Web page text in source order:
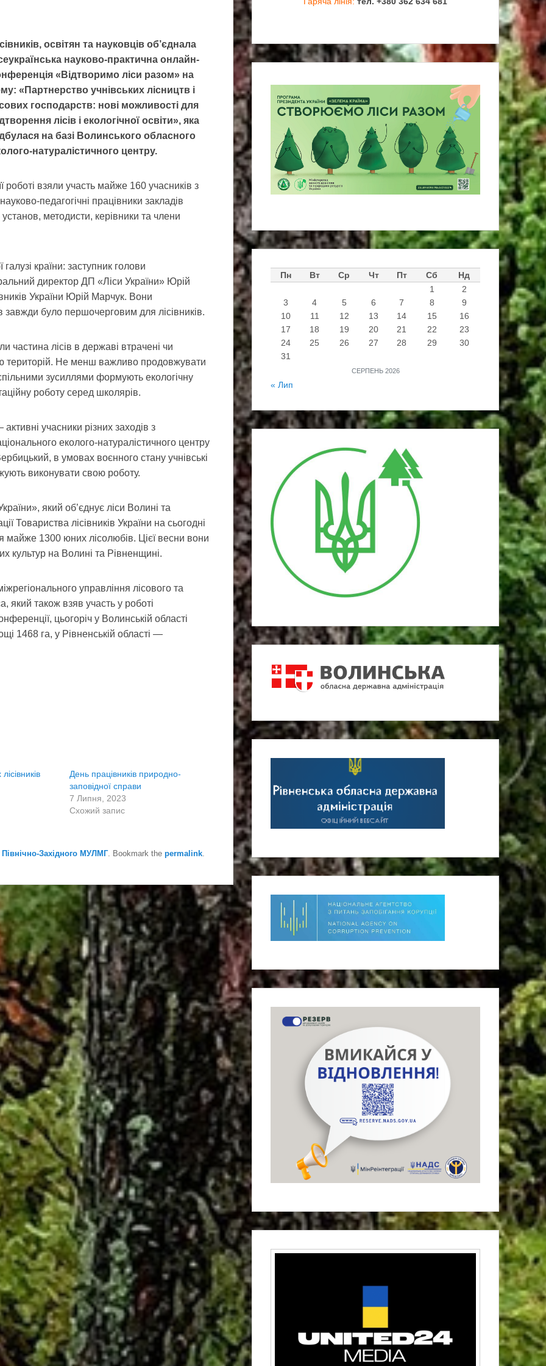
освітян та науковців об’єднала
науково-практична онлайн-
«Відтворимо ліси разом» на
«Партнерство учнівських лісництв і
господарств: нові можливості для
лісів і екологічної освіти», яка
на базі Волинського обласного
натуралістичного центру.
роботі взяли участь майже 160 учасників з
педагогічні працівники закладів
методисти, керівники та члени
країни: заступник голови
директор ДП «Ліси України» Юрій
України Юрій Марчук. Вони
було першочерговим для лісівників.
частина лісів в державі втрачені чи
територій. Не менш важливо продовжувати
зусиллями формують екологічну
роботу серед школярів.
учасники різних заходів з
еколого-натуралістичного центру
в умовах воєнного стану учнівські
виконувати свою роботу.
який об’єднує ліси Волині та
Товариства лісівників України на сьогодні
майже 1300 юних лісолюбів. Цієї весни вони
культур на Волині та Рівненщині.
управління лісового та
який також взяв участь у роботі
цьогоріч у Волинській області
1468 га, у Рівненській області —
День працівників природно-
заповідної справи
7 Липня, 2023
Схожий запис
Західного МУЛМГ. Bookmark the permalink
СЕРПЕНЬ 2026
Пн Вт Ср Чт Пт Сб
Нд
1
2
3
4 5 6 7 8
9
10
11 12 13 14 15
16
17
18 19 20 21 22
23
24
25 26 27 28 29
30
31
« Лип